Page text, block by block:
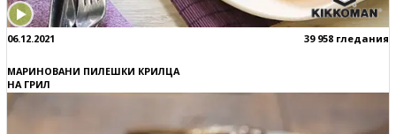
06.12.2021 39 958 гледания
МАРИНОВАНИ ПИЛЕШКИ КРИЛЦА
НА ГРИЛ